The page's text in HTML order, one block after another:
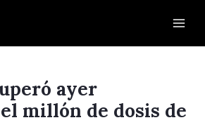
ayer
millón de dosis de